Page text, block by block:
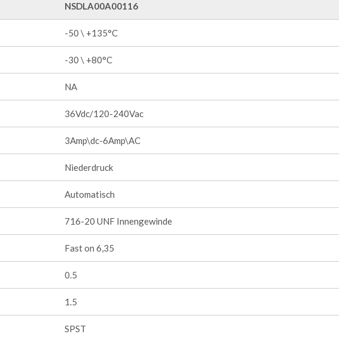
NSDLA00A00116
-50 \ +135°C
-30 \ +80°C
NA
36Vdc/120-240Vac
3Amp\dc-6Amp\AC
Niederdruck
Automatisch
716-20 UNF Innengewinde
Fast on 6,35
0.5
1.5
SPST